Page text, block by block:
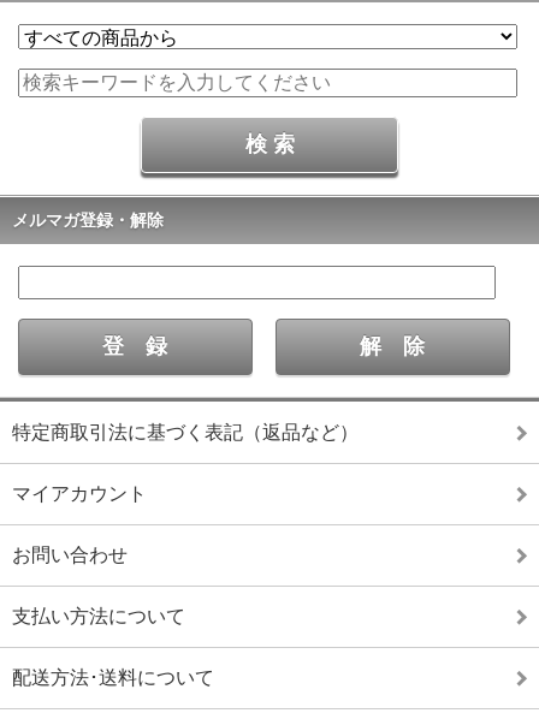
メルマガ登録・解除
特定商取引法に基づく表記（返品など）
マイアカウント
お問い合わせ
支払い方法について
配送方法･送料について